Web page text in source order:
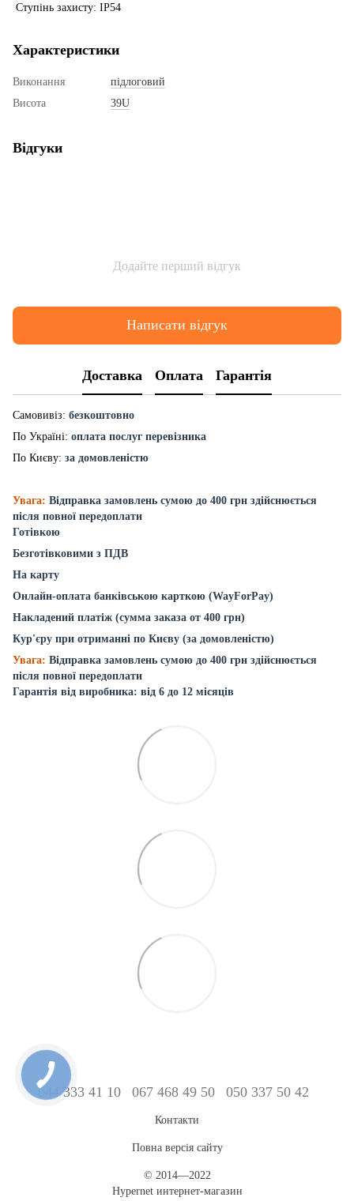
Ступінь захисту: IP54
Характеристики
Виконання
підлоговий
Висота
39U
Відгуки
Додайте перший відгук
Написати відгук
Доставка Оплата Гарантія
Самовивіз: безкоштовно
По Україні: оплата послуг перевізника
По Києву: за домовленістю
Увага: Відправка замовлень сумою до 400 грн здійснюється
після повної передоплати
Готівкою
Безготівковими з ПДВ
На карту
Онлайн-оплата банківською карткою (WayForPay)
Накладений платіж (сумма заказа от 400 грн)
Кур'єру при отриманні по Києву (за домовленістю)
Увага: Відправка замовлень сумою до 400 грн здійснюється
після повної передоплати
Гарантія від виробника: від 6 до 12 місяців
044 333 41 10 067 468 49 50 050 337 50 42
Контакти
Повна версія сайту
© 2014—2022
Hypernet интернет-магазин